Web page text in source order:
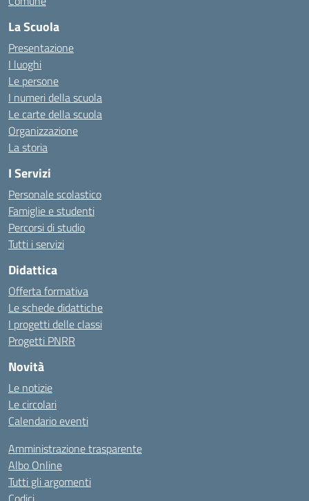
La Scuola
Presentazione
I luoghi
Le persone
I numeri della scuola
Le carte della scuola
Organizzazione
La storia
I Servizi
Personale scolastico
Famiglie e studenti
Percorsi di studio
Tutti i servizi
Didattica
Offerta formativa
Le schede didattiche
I progetti delle classi
Progetti PNRR
Novità
Le notizie
Le circolari
Calendario eventi
Amministrazione trasparente
Albo Online
Tutti gli argomenti